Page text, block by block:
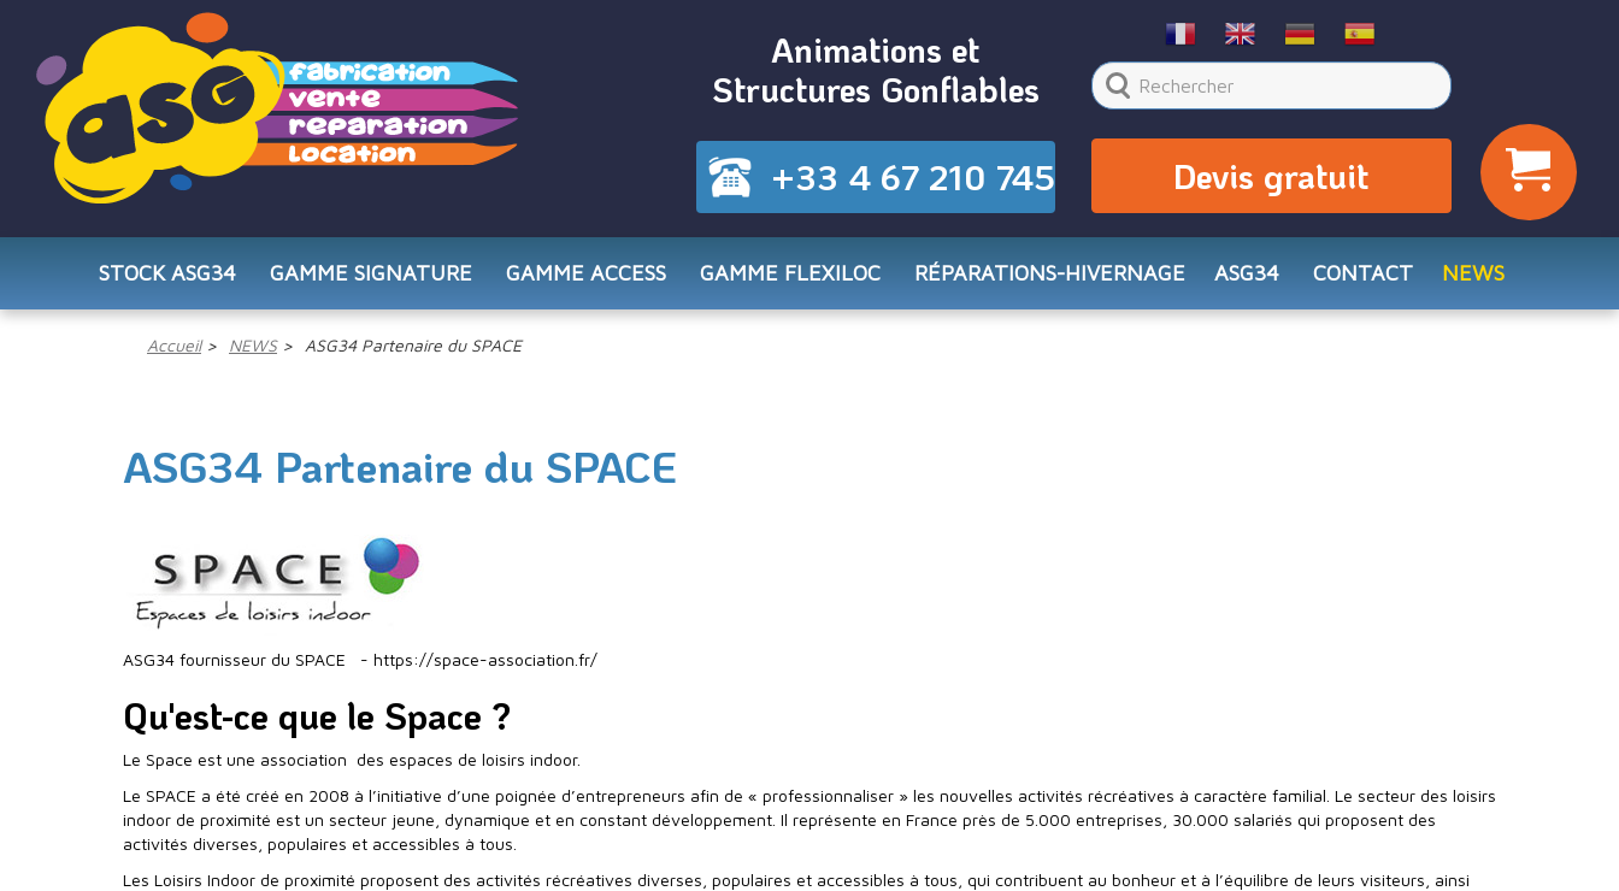
Animations et
Structures Gonflables
+33 4 67 210 745 Devis gratuit
STOCK ASG34 GAMME SIGNATURE GAMME ACCESS GAMME FLEXILOC RÉPARATIONS-HIVERNAGE ASG34 CONTACT NEWS
Accueil NEWS ASG34 Partenaire du SPACE
ASG34 Partenaire du SPACE
ASG34 fournisseur du SPACE - https://space-association.fr/
Qu'est-ce que le Space ?
Le Space est une association des espaces de loisirs indoor.
Le SPACE a été créé en 2008 à l’initiative d’une poignée d’entrepreneurs afin de « professionnaliser » les nouvelles activités récréatives à caractère familial. Le secteur des loisirs
indoor de proximité est un secteur jeune, dynamique et en constant développement. Il représente en France près de 5.000 entreprises, 30.000 salariés qui proposent des
activités diverses, populaires et accessibles à tous.
Les Loisirs Indoor de proximité proposent des activités récréatives diverses, populaires et accessibles à tous, qui contribuent au bonheur et à l’équilibre de leurs visiteurs, ainsi